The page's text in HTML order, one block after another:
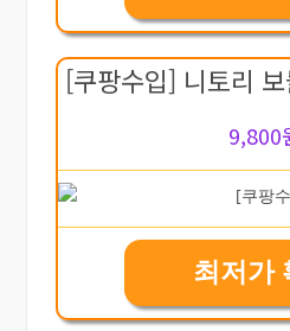
[쿠팡수입] 니토리
9,800
최저가